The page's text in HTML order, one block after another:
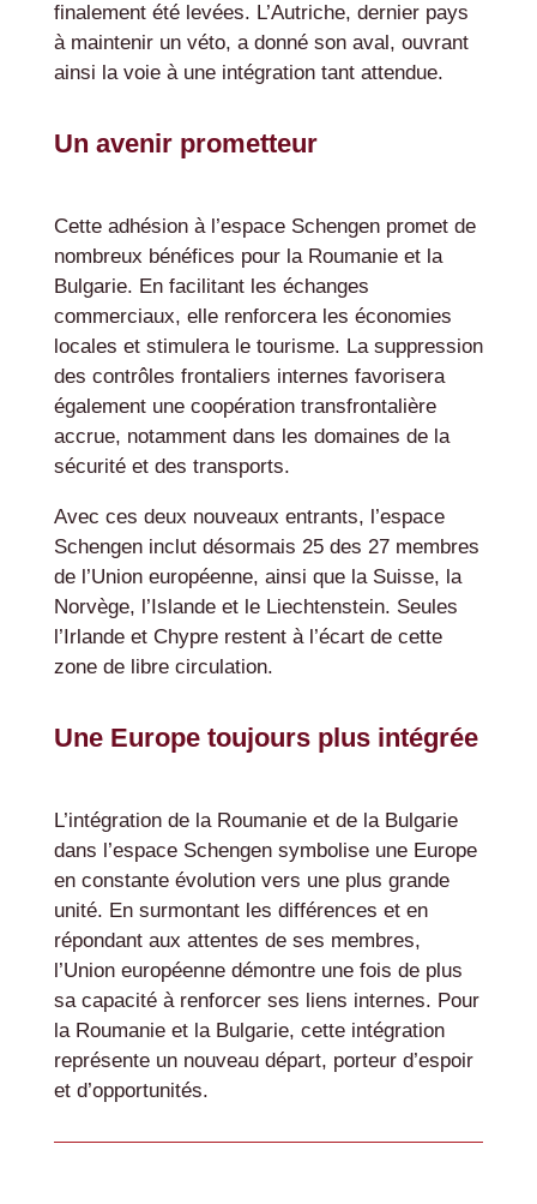
finalement été levées. L’Autriche, dernier pays
à maintenir un véto, a donné son aval, ouvrant
ainsi la voie à une intégration tant attendue.
Un avenir prometteur
Cette adhésion à l’espace Schengen promet de
nombreux bénéfices pour la Roumanie et la
Bulgarie. En facilitant les échanges
commerciaux, elle renforcera les économies
locales et stimulera le tourisme. La suppression
des contrôles frontaliers internes favorisera
également une coopération transfrontalière
accrue, notamment dans les domaines de la
sécurité et des transports.
Avec ces deux nouveaux entrants, l’espace
Schengen inclut désormais 25 des 27 membres
de l’Union européenne, ainsi que la Suisse, la
Norvège, l’Islande et le Liechtenstein. Seules
l’Irlande et Chypre restent à l’écart de cette
zone de libre circulation.
Une Europe toujours plus intégrée
L’intégration de la Roumanie et de la Bulgarie
dans l’espace Schengen symbolise une Europe
en constante évolution vers une plus grande
unité. En surmontant les différences et en
répondant aux attentes de ses membres,
l’Union européenne démontre une fois de plus
sa capacité à renforcer ses liens internes. Pour
la Roumanie et la Bulgarie, cette intégration
représente un nouveau départ, porteur d’espoir
et d’opportunités.